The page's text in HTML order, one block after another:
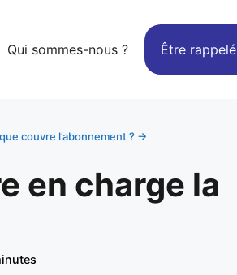
Qui sommes-nous ? Être rappelé
couvre l’abonnement ? →
en charge la